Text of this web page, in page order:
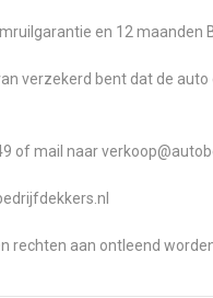
en 12 maanden
verzekerd bent dat de
of mail naar
rechten aan ontleend